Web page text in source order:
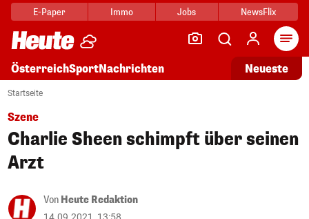
E-Paper Immo Jobs NewsFlix
ÖsterreichSportNachrichten Neueste
Startseite
Szene
Charlie Sheen schimpft über seinen
Arzt
Von Heute Redaktion